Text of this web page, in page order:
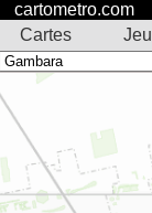
cartometro.com
Cartes Jeu